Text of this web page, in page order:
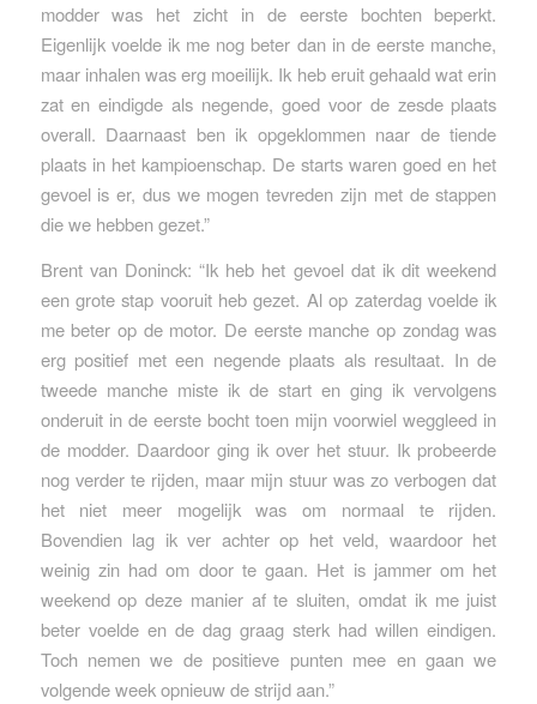
modder was het zicht in de eerste bochten beperkt.
Eigenlijk voelde ik me nog beter dan in de eerste manche,
maar inhalen was erg moeilijk. Ik heb eruit gehaald wat erin
zat en eindigde als negende, goed voor de zesde plaats
overall. Daarnaast ben ik opgeklommen naar de tiende
plaats in het kampioenschap. De starts waren goed en het
gevoel is er, dus we mogen tevreden zijn met de stappen
die we hebben gezet.”
Brent van Doninck: “Ik heb het gevoel dat ik dit weekend
een grote stap vooruit heb gezet. Al op zaterdag voelde ik
me beter op de motor. De eerste manche op zondag was
erg positief met een negende plaats als resultaat. In de
tweede manche miste ik de start en ging ik vervolgens
onderuit in de eerste bocht toen mijn voorwiel weggleed in
de modder. Daardoor ging ik over het stuur. Ik probeerde
nog verder te rijden, maar mijn stuur was zo verbogen dat
het niet meer mogelijk was om normaal te rijden.
Bovendien lag ik ver achter op het veld, waardoor het
weinig zin had om door te gaan. Het is jammer om het
weekend op deze manier af te sluiten, omdat ik me juist
beter voelde en de dag graag sterk had willen eindigen.
Toch nemen we de positieve punten mee en gaan we
volgende week opnieuw de strijd aan.”